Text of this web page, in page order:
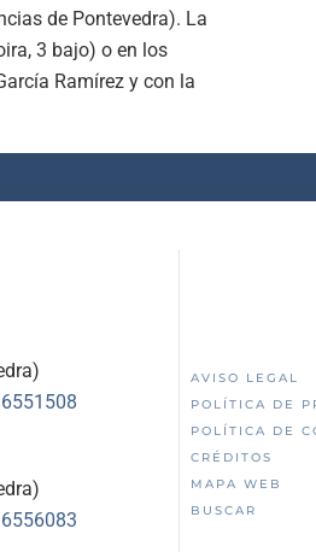
de Pontevedra). La
3 bajo) o en los
Ramírez y con la
AVISO LEGAL
POLÍTICA DE
POLÍTICA DE
CRÉDITOS
MAPA WEB
BUSCAR